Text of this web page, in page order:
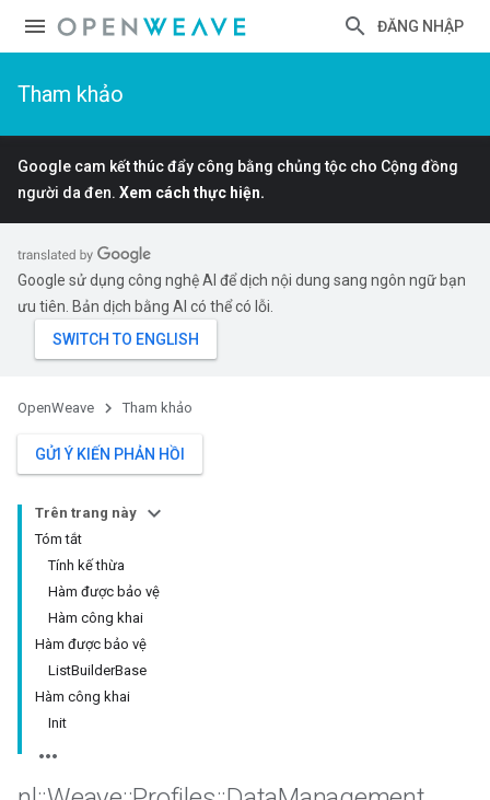
ĐĂNG NHẬP
Tham khảo
Google cam kết thúc đẩy công bằng chủng tộc cho Cộng đồng
người da đen. Xem cách thực hiện.
Google sử dụng công nghệ AI để dịch nội dung sang ngôn ngữ bạn
ưu tiên. Bản dịch bằng AI có thể có lỗi.
OpenWeave Tham khảo
GỬI Ý KIẾN PHẢN HỒI
Trên trang này
Tóm tắt
Tính kế thừa
Hàm được bảo vệ
Hàm công khai
Hàm được bảo vệ
ListBuilderBase
Hàm công khai
Init